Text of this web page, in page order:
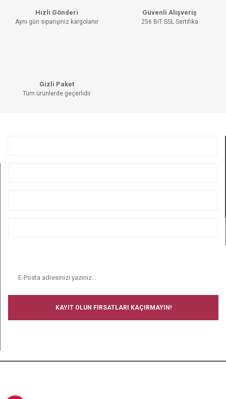
Hızlı Gönderi
Aynı gün siparişiniz kargolanır
Güvenli Alışveriş
256 BIT SSL Sertifika
Gizli Paket
Tüm ürünlerde geçerlidir
KAYIT OLUN FIRSATLARI KAÇIRMAYIN!